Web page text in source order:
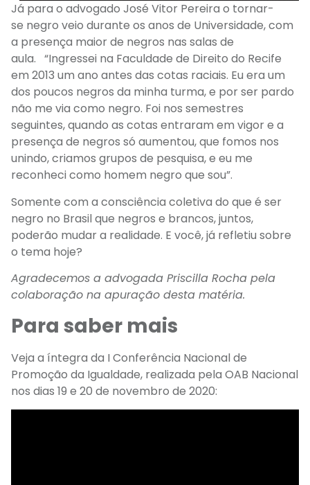
Já para o advogado José Vitor Pereira o tornar-
se negro veio durante os anos de Universidade, com
a presença maior de negros nas salas de
aula. “Ingressei na Faculdade de Direito do Recife
em 2013 um ano antes das cotas raciais. Eu era um
dos poucos negros da minha turma, e por ser pardo
não me via como negro. Foi nos semestres
seguintes,quando as cotas entraram em vigore a
presença de negros só aumentou, que fomos nos
unindo, criamos grupos de pesquisa, e eu me
reconheci como homem negro que sou”.
Somente com a consciência coletiva do que é ser
negro no Brasil que negros e brancos, juntos,
poderão mudar a realidade. E você, já refletiu sobre
o tema hoje?
Agradecemos a advogada Priscilla Rocha pela
colaboração na apuração desta matéria.
Para saber mais
Veja a íntegra da I Conferência Nacional de
Promoção da Igualdade, realizada pela OAB Nacional
nos dias 19 e 20 de novembro de 2020: